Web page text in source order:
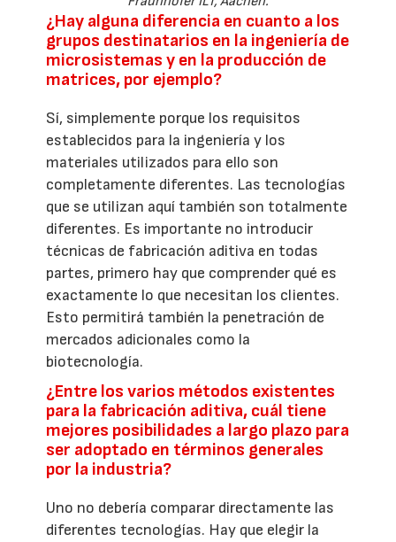
¿Hay alguna diferencia en cuanto a los
grupos destinatarios en la ingeniería de
microsistemas y en la producción de
matrices, por ejemplo?
Sí, simplemente porque los requisitos
establecidos para la ingeniería y los
materiales utilizados para ello son
completamente diferentes. Las tecnologías
que se utilizan aquí también son totalmente
diferentes. Es importante no introducir
técnicas de fabricación aditiva en todas
partes, primero hay que comprender qué es
exactamente lo que necesitan los clientes.
Esto permitirá también la penetración de
mercados adicionales como la
biotecnología.
¿Entre los varios métodos existentes
para la fabricación aditiva, cuál tiene
mejores posibilidades a largo plazo para
ser adoptado en términos generales
por la industria?
Uno no debería comparar directamente las
diferentes tecnologías. Hay que elegir la